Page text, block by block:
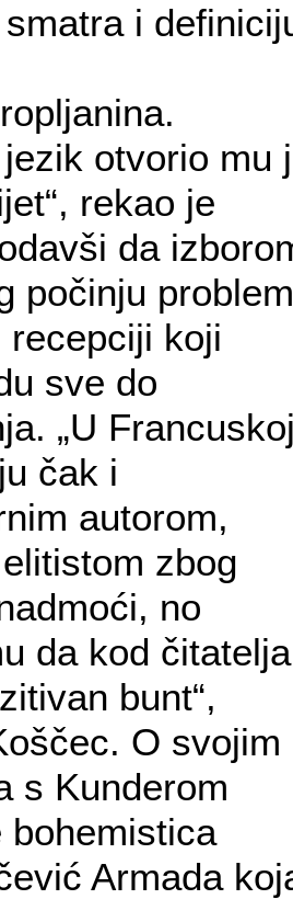
i
otvorio mu
rekao je
da
počinju
recepciji koji
sve do
„U
čak i
autorom,
zbog
no
da kod čitatelja
bunt“,
O svojim
s Kunderom
bohemistica
Armada